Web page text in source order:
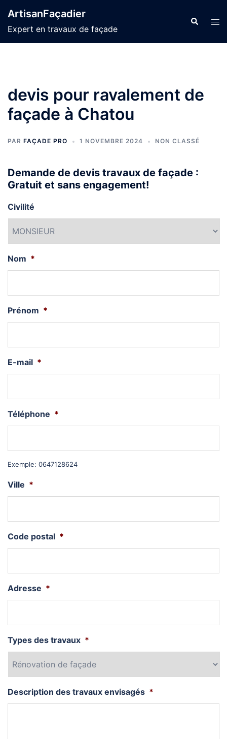
au
contenu
ArtisanFaçadier
Expert en travaux de façade
devis pour ravalement de
façade à Chatou
PAR FAÇADE PRO 1 NOVEMBRE 2024 NON CLASSÉ
Demande de devis travaux de façade :
Gratuit et sans engagement!
Civilité
Nom *
Prénom *
E-mail *
Téléphone *
Exemple: 0647128624
Ville *
Code postal *
Adresse *
Types des travaux *
Description des travaux envisagés *